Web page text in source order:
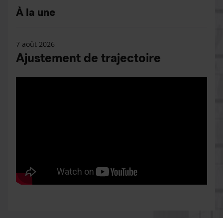
À la une
7 août 2026
Ajustement de trajectoire